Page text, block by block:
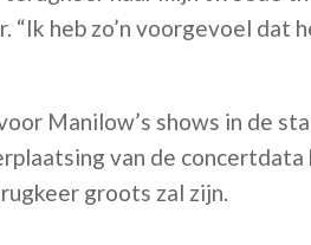
“Ik heb zo’n voorgevoel dat
Manilow’s shows in de
van de
groots zal zijn.